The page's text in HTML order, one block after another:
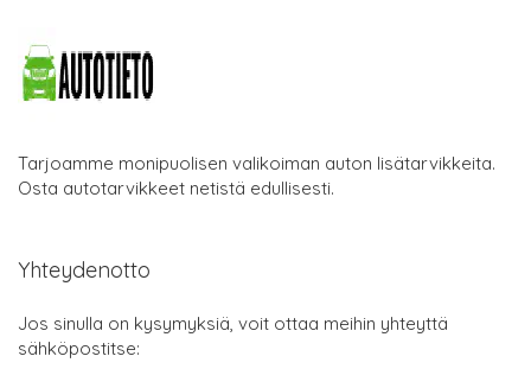
Tarjoamme monipuolisen valikoiman auton lisätarvikkeita.
Osta autotarvikkeet netistä edullisesti.
Yhteydenotto
Jos sinulla on kysymyksiä, voit ottaa meihin yhteyttä
sähköpostitse: